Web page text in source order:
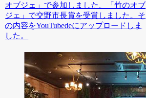
オブジェ」で参加しました。「竹のオブ
ジェ」で交野市長賞を受賞しました。そ
の内容をYouTubedeにアップロードしま
した。